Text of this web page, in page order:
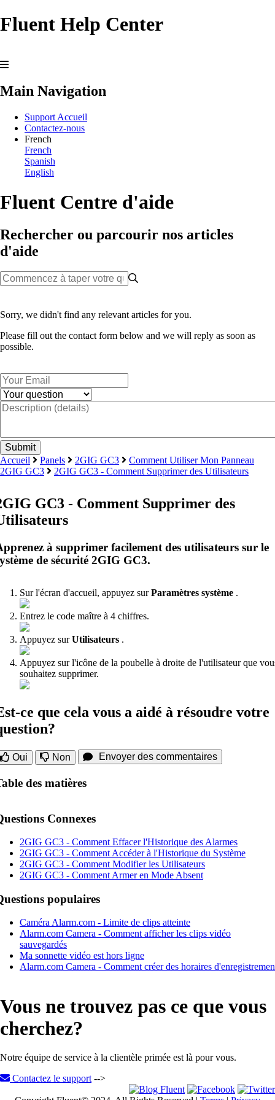
Fluent Help Center
Main Navigation
Support Accueil
Contactez-nous
French
French
Spanish
English
Fluent Centre d'aide
Rechercher ou parcourir nos articles
d'aide
Sorry, we didn't find any relevant articles for you.
Please fill out the contact form below and we will reply as soon as
possible.
Accueil Panels 2GIG GC3
Comment Utiliser Mon Panneau
2GIG GC3
2GIG GC3 - Comment Supprimer des Utilisateurs
GC3 - Comment Supprimer des
à supprimer facilement des utilisateurs sur le
de sécurité 2GIG GC3.
Sur l'écran d'accueil, appuyez surParamètres système .
Entrez le code maître à 4 chiffres.
Appuyez surUtilisateurs .
Appuyez sur l'icône de la poubelle à droite de l'utilisateur que
souhaitez supprimer.
ce que cela vous a aidé à résoudre votre
Oui Non Envoyer des commentaires
des matières
Connexes
2GIG GC3 - Comment Effacer l'Historique des Alarmes
2GIG GC3 - Comment Accéder à l'Historique du Système
2GIG GC3 - Comment Modifier les Utilisateurs
2GIG GC3 - Comment Armer en Mode Absent
populaires
Caméra Alarm.com - Limite de clips atteinte
Alarm.com Camera - Comment afficher les clips vidéo
sauvegardés
Ma sonnette vidéo est hors ligne
Alarm.com Camera - Comment créer des horaires
Vous ne trouvez pas ce que vous
cherchez?
Notre équipe de service à la clientèle primée est là pour vous.
Contactez le support-->